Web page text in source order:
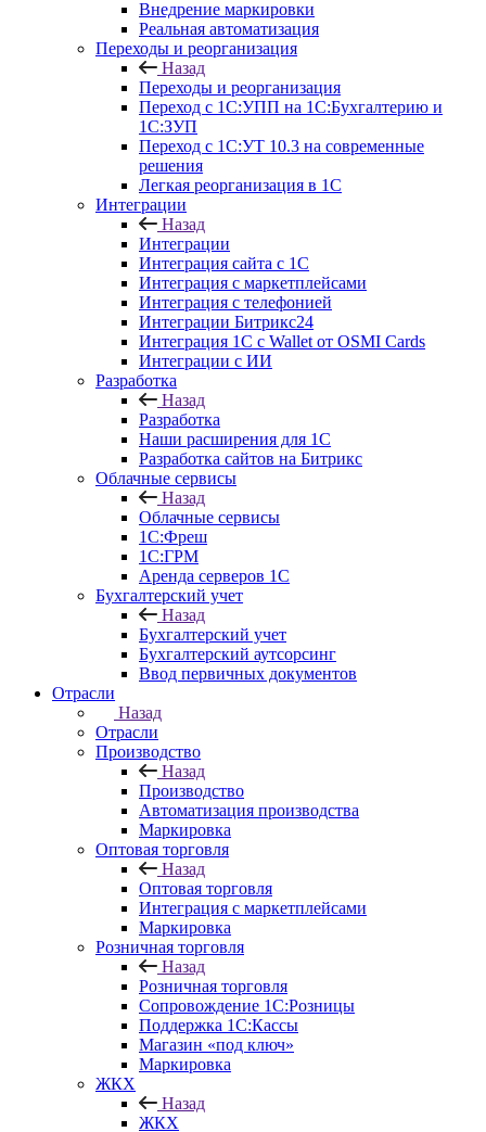
Внедрение маркировки
Реальная автоматизация
Переходы и реорганизация
Назад
Переходы и реорганизация
Переход с 1С:УПП на 1С:Бухгалтерию и
1С:ЗУП
Переход с 1С:УТ 10.3 на современные
решения
Легкая реорганизация в 1С
Интеграции
Назад
Интеграции
Интеграция сайта с 1С
Интеграция с маркетплейсами
Интеграция с телефонией
Интеграции Битрикс24
Интеграция 1С с Wallet от OSMI Cards
Интеграции с ИИ
Разработка
Назад
Разработка
Наши расширения для 1С
Разработка сайтов на Битрикс
Облачные сервисы
Назад
Облачные сервисы
1С:Фреш
1С:ГРМ
Аренда серверов 1С
Бухгалтерский учет
Назад
Бухгалтерский учет
Бухгалтерский аутсорсинг
Ввод первичных документов
Отрасли
Назад
Отрасли
Производство
Назад
Производство
Автоматизация производства
Маркировка
Оптовая торговля
Назад
Оптовая торговля
Интеграция с маркетплейсами
Маркировка
Розничная торговля
Назад
Розничная торговля
Сопровождение 1С:Розницы
Поддержка 1С:Кассы
Магазин «под ключ»
Маркировка
ЖКХ
Назад
ЖКХ